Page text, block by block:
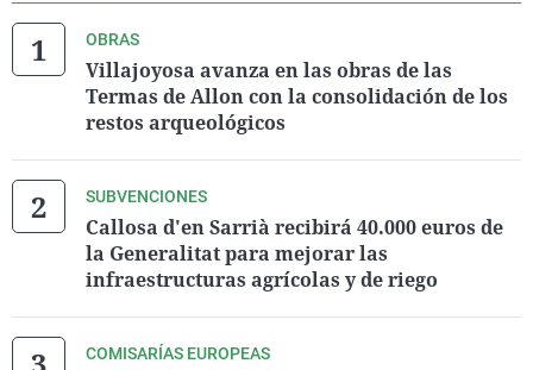
OBRAS
Villajoyosa avanza en las obras de las
Termas de Allon con la consolidación de los
restos arqueológicos
SUBVENCIONES
Callosa d'en Sarrià recibirá 40.000 euros de
la Generalitat para mejorar las
infraestructuras agrícolas y de riego
COMISARÍAS EUROPEAS